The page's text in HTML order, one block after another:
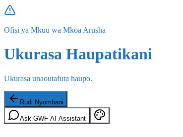
Ofisi ya Mkuu wa Mkoa Arusha
Ukurasa Haupatikani
Ukurasa unaoutafuta haupo.
Rudi Nyumbani
Ask GWF AI Assistant